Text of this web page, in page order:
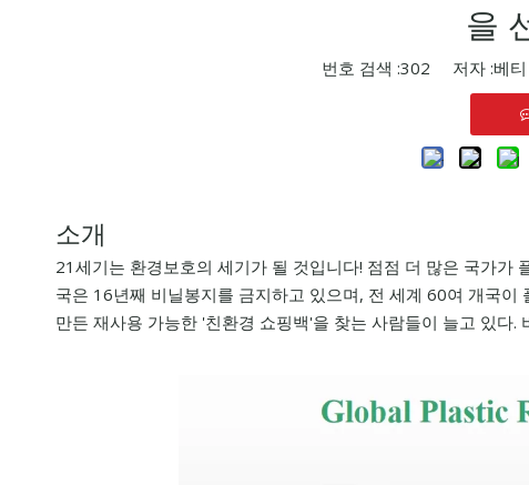
을
번호 검색 :302 저자 :베
소개
21세기는 환경보호의 세기가 될 것입니다! 점점 더 많은 국가가
국은 16년째 비닐봉지를 금지하고 있으며, 전 세계 60여 개국
만든 재사용 가능한 '친환경 쇼핑백'을 찾는 사람들이 늘고 있다.